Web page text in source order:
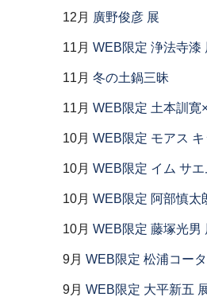
12月 廣野俊彦 展
11月 WEB限定 浄法寺漆
11月 冬の土鍋三昧
11月 WEB限定 土本訓寛
10月 WEB限定 モアス
10月 WEB限定 イム サ
10月 WEB限定 阿部慎太
10月 WEB限定 藤塚光男
9月 WEB限定 松浦コー
9月 WEB限定 大平新五